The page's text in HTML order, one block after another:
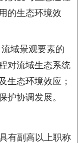
的生态环境效
域景观要素的
对流域生态系统
生态环境效应；
护协调发展。
有副高以上职称